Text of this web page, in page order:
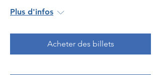
Plus d'infos
Acheter des billets